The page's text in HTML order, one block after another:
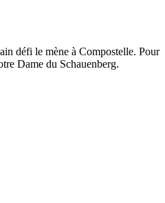
défi le mène à Compostelle. Pour
Dame du Schauenberg.